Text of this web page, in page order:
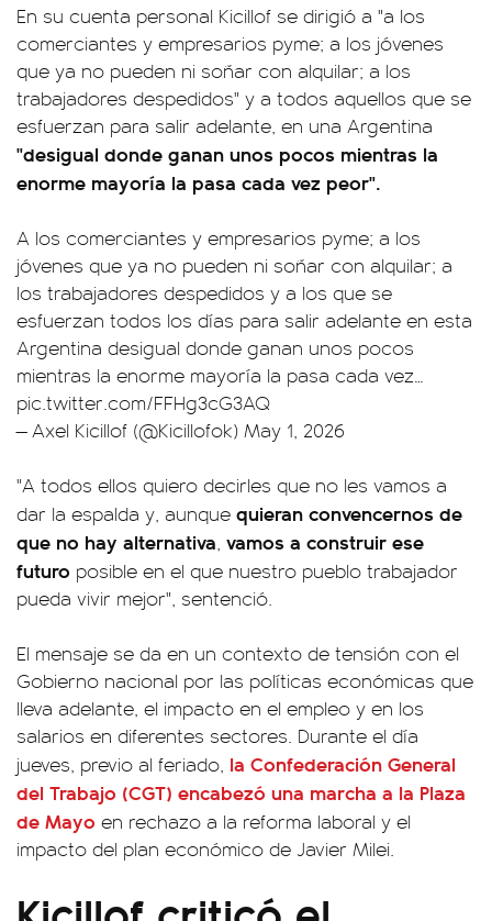
En su cuenta personal Kicillof se dirigió a "a los
comerciantes y empresarios pyme; a los jóvenes
que ya no pueden ni soñar con alquilar; a los
trabajadores despedidos" y a todos aquellos que se
esfuerzan para salir adelante, en una Argentina
"desigual donde ganan unos pocos mientras la
enorme mayoría la pasa cada vez peor".
A los comerciantes y empresarios pyme; a los
jóvenes que ya no pueden ni soñar con alquilar; a
los trabajadores despedidos y a los que se
esfuerzan todos los días para salir adelante en esta
Argentina desigual donde ganan unos pocos
mientras la enorme mayoría la pasa cada vez…
pic.twitter.com/FFHg3cG3AQ
— Axel Kicillof (@Kicillofok) May 1, 2026
"A todos ellos quiero decirles que no les vamos a
dar la espalda y, aunque quieran convencernos de
que no hay alternativa, vamos a construir ese
futuro posible en el que nuestro pueblo trabajador
pueda vivir mejor", sentenció.
El mensaje se da en un contexto de tensión con el
Gobierno nacional por las políticas económicas que
lleva adelante, el impacto en el empleo y en los
salarios en diferentes sectores. Durante el día
jueves, previo al feriado, la Confederación General
del Trabajo (CGT) encabezó una marcha a la Plaza
de Mayo en rechazo a la reforma laboral y el
impacto del plan económico de Javier Milei.